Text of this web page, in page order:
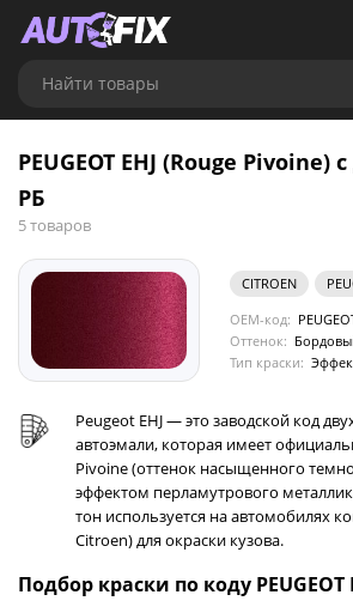
Найти товары
PEUGEOT EHJ (Rouge Pivoine)
РБ
5 товаров
CITROEN
OEM-код:
Оттенок:
Тип краски:
Peugeot EHJ — это заводской код
автоэмали, которая имеет
Pivoine (оттенок насыщенного
эффектом перламутрового
тон используется на автомобилях
Citroen) для окраски кузова.
Подбор краски по коду PEUGEOT